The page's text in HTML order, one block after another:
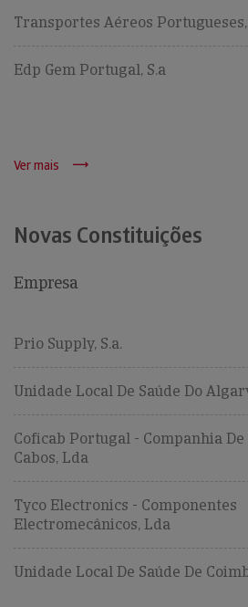
Transportes Aéreos Portugueses,
Edp Gem Portugal, S.a
Ver mais
Novas Constituições
Empresa
Prio Supply, S.a.
Unidade Local De Saúde Do
Coficab Portugal - Companhia De
Cabos, Lda
Tyco Electronics - Componentes
Electromecânicos, Lda
Unidade Local De Saúde De